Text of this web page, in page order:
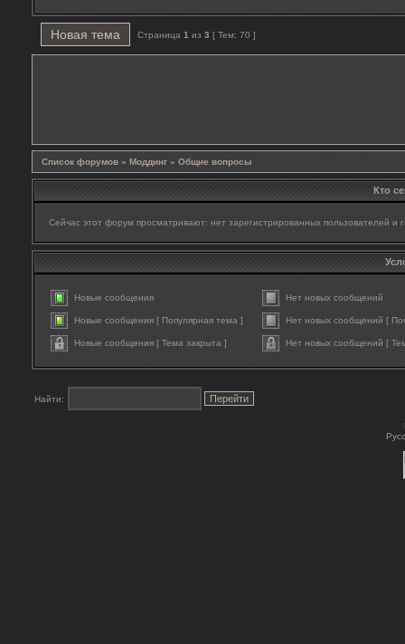
Новая тема Страница 1 из 3 [ Тем: 70 ]
Список форумов » Моддинг » Общие вопросы
Кто
Сейчас этот форум просматривают: нет зарегистрированных пользователей и
Новые сообщения Нет новых сообщений
Новые сообщения [ Популярная тема ] Нет новых сообщений [
Новые сообщения [ Тема закрыта ] Нет новых сообщений [
Найти: